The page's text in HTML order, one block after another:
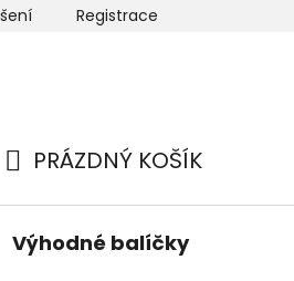
Hodnocení obchodu
Registrace
KOŠÍK
PRÁZDNÝ KOŠÍK
Výhodné balíčky